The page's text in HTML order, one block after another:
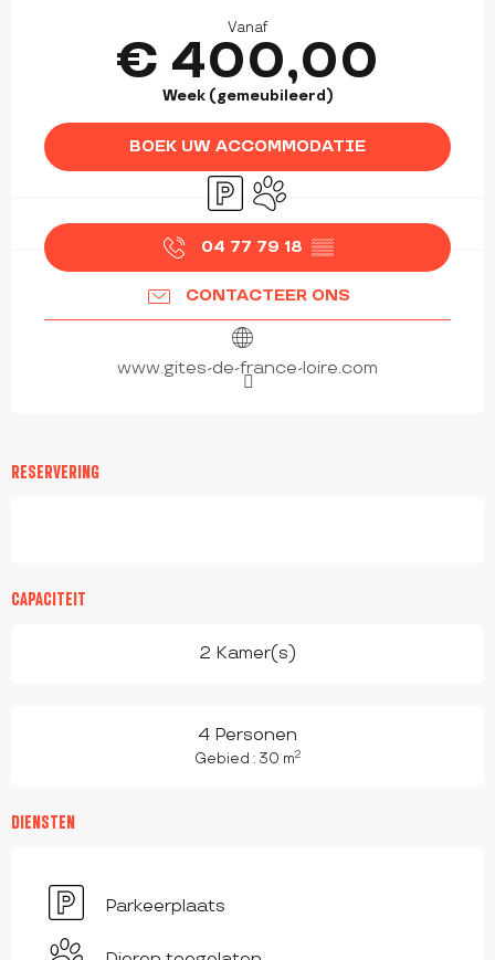
Vanaf
€ 400,00
Week (gemeubileerd)
BOEK UW ACCOMMODATIE
Parkeerplaats
Dieren toegelaten
04 77 79 18 ▒▒
CONTACTEER ONS
www.gites-de-france-loire.com
RESERVERING
CAPACITEIT
2 Kamer(s)
4 Personen
Gebied : 30 m2
DIENSTEN
Parkeerplaats